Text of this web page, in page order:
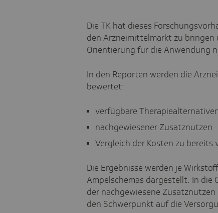
Die TK hat dieses
den Arzneimittelmarkt zu
Orientierung für die Anwendung
In den Reporten werden die
bewertet:
verfügbare
nachgewiesener Zusatznutzen
Vergleich der Kosten zu bereits
Die Ergebnisse werden je
Ampelschemas dargestellt. In
der nachgewiesene
den Schwerpunkt auf die